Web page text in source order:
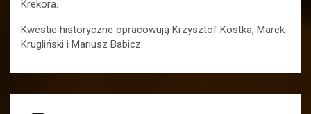
Krekora.
Kwestie historyczne opracowują Krzysztof Kostka, Marek
Krugliński i Mariusz Babicz.